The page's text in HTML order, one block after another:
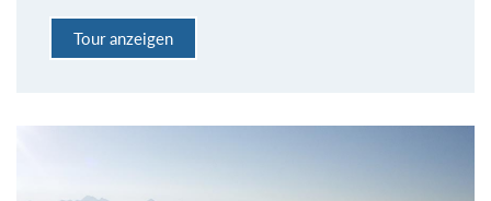
Tour anzeigen